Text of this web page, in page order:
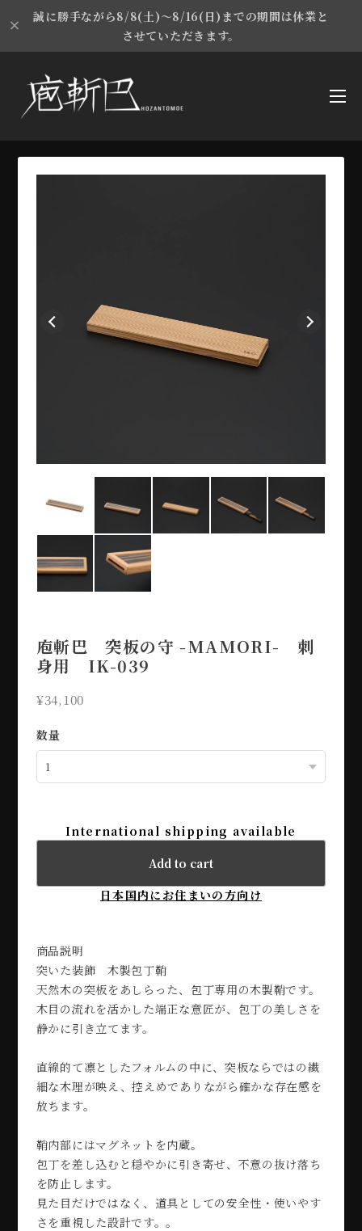
誠に勝手ながら8/8(土)～8/16(日)までの期間は休業と
させていただきます。
庖斬巴 突板の守 -MAMORI- 刺
身用 IK-039
¥34,100
数量
International shipping available
Add to cart
日本国内にお住まいの方向け
商品説明
突いた装飾 木製包丁鞘
天然木の突板をあしらった、包丁専用の木製鞘です。
木目の流れを活かした端正な意匠が、包丁の美しさを
静かに引き立てます。
直線的て凛としたフォルムの中に、突板ならではの繊
細な木理が映え、控えめでありながら確かな存在感を
放ちます。
鞘内部にはマグネットを内蔵。
包丁を差し込むと穏やかに引き寄せ、不意の抜け落ち
を防止します。
見た目だけではなく、道具としての安全性・使いやす
さを重視した設計です。。